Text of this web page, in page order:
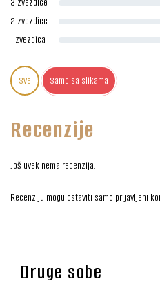
2 zvezdice
1 zvezdica
Sve Samo sa slikama
Recenzije
Još uvek nema recenzija.
Recenziju mogu ostaviti samo prijavljeni
Druge sobe